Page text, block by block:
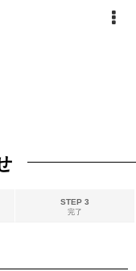
STEP 3
完了